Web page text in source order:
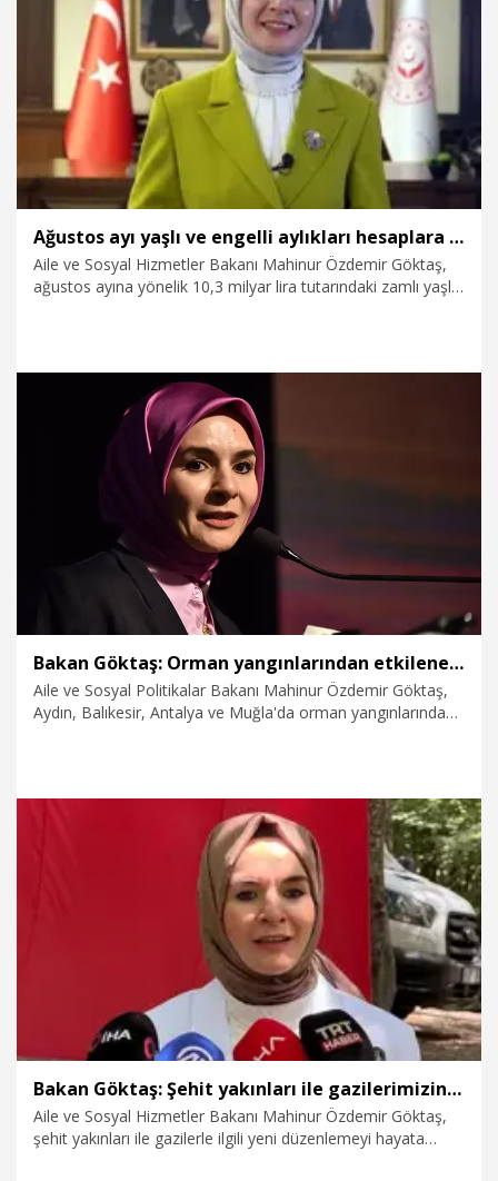
6.08.2026 Politika
Ağustos ayı yaşlı ve engelli aylıkları hesaplara yatırılmaya başladı
Aile ve Sosyal Hizmetler Bakanı Mahinur Özdemir Göktaş,
ağustos ayına yönelik 10,3 milyar lira tutarındaki zamlı yaşlı
Gündem
Bakan Göktaş: Orman yangınlarından etkilenenler için 25 milyon lira kaynak aktardık
Aile ve Sosyal Politikalar Bakanı Mahinur Özdemir Göktaş,
Aydın, Balıkesir, Antalya ve Muğla'da orman yangınlarından
Bakan Göktaş: Şehit yakınları ile gazilerimizin talepleri doğrultusunda daha kapsamlı düzenlemeyi hayata geçiriyoruz
Aile ve Sosyal Hizmetler Bakanı Mahinur Özdemir Göktaş,
şehit yakınları ile gazilerle ilgili yeni düzenlemeyi hayata